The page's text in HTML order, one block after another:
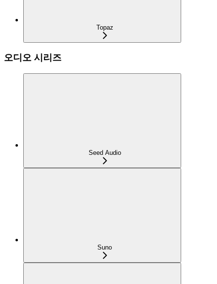
Topaz
오디오 시리즈
Seed Audio
Suno